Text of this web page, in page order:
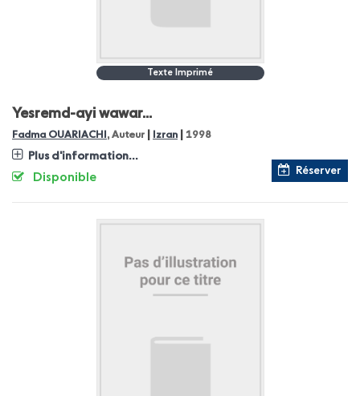
Texte Imprimé
Yesremd-ayi wawar...
Fadma OUARIACHI , Auteur Izran 1998
Plus d'information...
Réserver
Disponible